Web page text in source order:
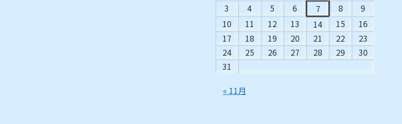
3
4 5 6 7 8
9
10
11 12 13 14 15
16
17
18 19 20 21 22
23
24
25 26 27 28 29
30
31
« 11月